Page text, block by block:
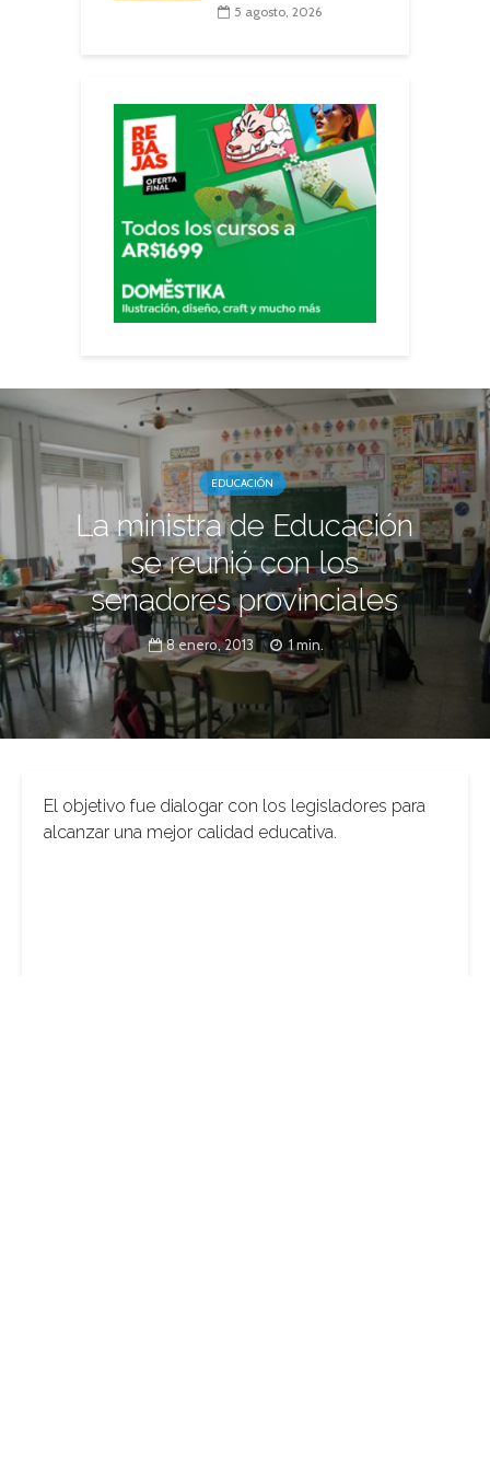
5 agosto, 2026
EDUCACIÓN
La ministra de Educación
se reunió con los
senadores provinciales
8 enero, 2013 1 min.
El objetivo fue dialogar con los legisladores para
alcanzar una mejor calidad educativa.